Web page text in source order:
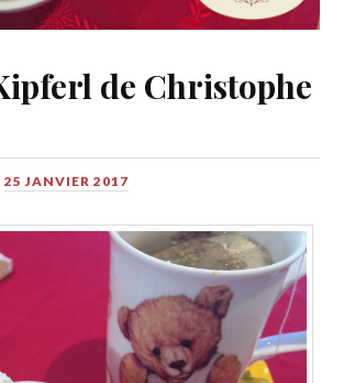
de Christophe
25 JANVIER 2017